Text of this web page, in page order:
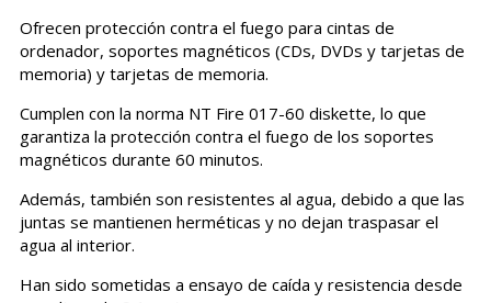
Ofrecen protección contra el fuego para cintas de
ordenador, soportes magnéticos (CDs, DVDs y tarjetas de
memoria) y tarjetas de memoria.
Cumplen con la norma NT Fire 017-60 diskette, lo que
garantiza la protección contra el fuego de los soportes
magnéticos durante 60 minutos.
Además, también son resistentes al agua, debido a que las
juntas se mantienen herméticas y no dejan traspasar el
agua al interior.
Han sido sometidas a ensayo de caída y resistencia desde